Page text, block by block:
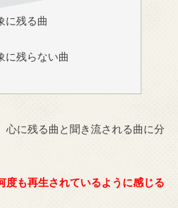
に残る曲
に残らない曲
心に残る曲と聞き流される曲に分
度も再生されているように感じる